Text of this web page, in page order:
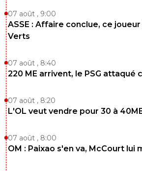
07 août , 9:00
ASSE : Affaire conclue, ce
Verts
07 août , 8:40
220 ME arrivent, le PSG attaqué
07 août , 8:20
L'OL veut vendre pour 30 à
07 août , 8:00
OM : Paixao s'en va, McCourt lui